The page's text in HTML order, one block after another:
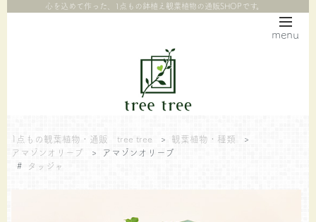
menu
心を込めて作った、1点もの鉢植え観葉植物の通販SHOPです。
1点もの観葉植物・通販 tree tree > 観葉植物・種類
>
アマゾンオリーブ
>
アマゾンオリーブ
# タッジャ